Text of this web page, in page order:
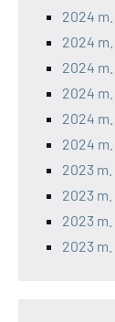
2024
2024
2024
2024
2024
2024
2023
2023
2023
2023